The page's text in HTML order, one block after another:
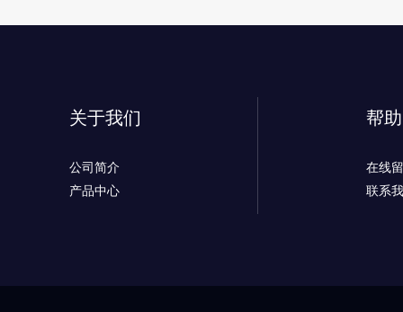
关于我们
公司简介
产品中心
帮
在线
联系